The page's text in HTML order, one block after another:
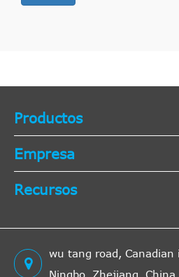
Productos
Empresa
Recursos
wu tang road,
Ningbo, Zhejiang, China.